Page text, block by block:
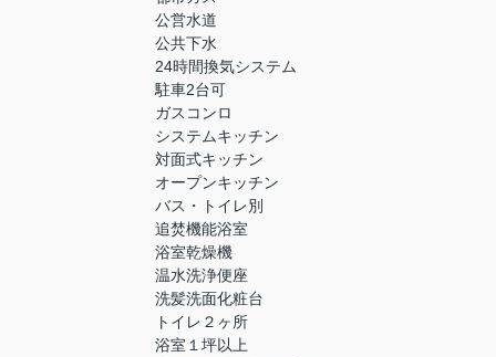
公営水道
公共下水
24時間換気システム
駐車2台可
ガスコンロ
システムキッチン
対面式キッチン
オープンキッチン
バス・トイレ別
追焚機能浴室
浴室乾燥機
温水洗浄便座
洗髪洗面化粧台
トイレ２ヶ所
浴室１坪以上